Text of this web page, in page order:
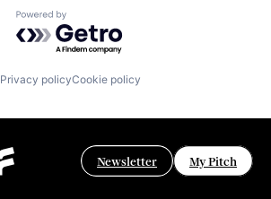
Powered by Getro.com
Privacy policyCookie policy
Newsletter My Pitch